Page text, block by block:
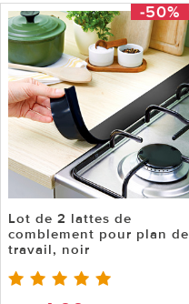
-50%
Lot de 2 lattes de
comblement pour plan de
travail, noir